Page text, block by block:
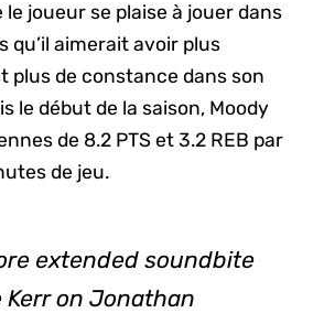
joueur se plaise à jouer dans
qu’il aimerait avoir plus
plus de constance dans son
le début de la saison, Moody
de 8.2 PTS et 3.2 REB par
de jeu.
extended soundbite
on Jonathan